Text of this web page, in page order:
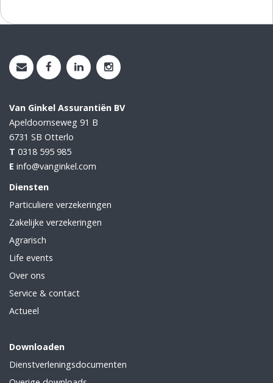
Van Ginkel Assurantiën BV
Apeldoornseweg 91 B
6731 SB Otterlo
T 0318 595 985
E info@vanginkel.com
Diensten
Particuliere verzekeringen
Zakelijke verzekeringen
Agrarisch
Life events
Over ons
Service & contact
Actueel
Downloaden
Dienstverleningsdocumenten